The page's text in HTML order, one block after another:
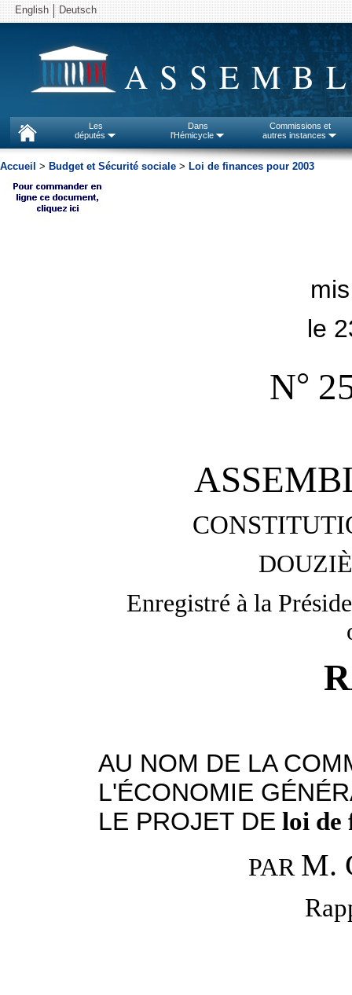
English Deutsch
Les
députés
Dans
l'Hémicycle
Commissions et
autres instances
Accueil > Budget et Sécurité sociale > Loi de finances pour 2003
le
N°
Enregistré à la
AU NOM DE LA
L'ÉCONOMIE
LE PROJET DE loi de
PAR M.